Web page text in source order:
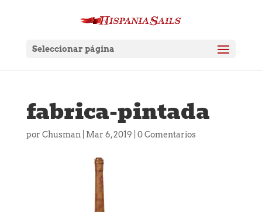
Seleccionar página
fabrica-pintada
por Chusman Mar 6, 2019 0 Comentarios